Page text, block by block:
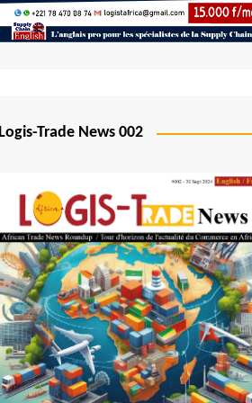
Trade News 002